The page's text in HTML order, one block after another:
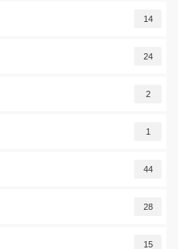
14
24
2
1
44
28
15